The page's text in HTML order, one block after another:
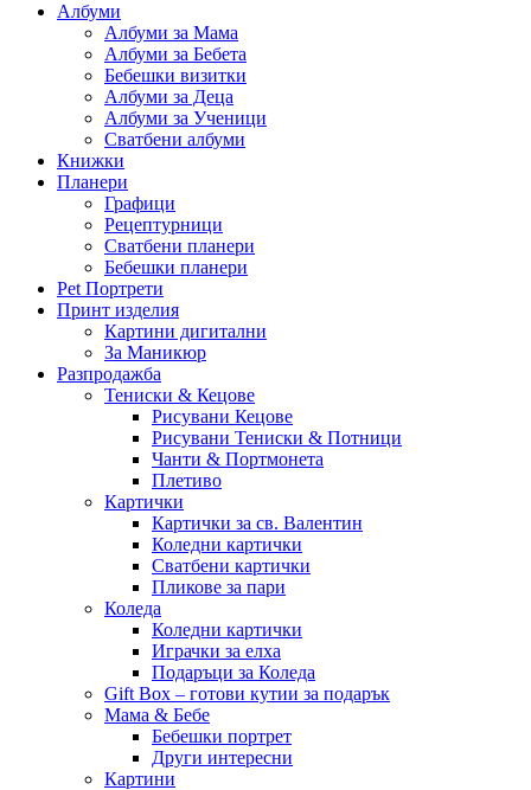
Албуми
Албуми за Мама
Албуми за Бебета
Бебешки визитки
Албуми за Деца
Албуми за Ученици
Сватбени албуми
Книжки
Планери
Графици
Рецептурници
Сватбени планери
Бебешки планери
Pet Портрети
Принт изделия
Картини дигитални
За Маникюр
Разпродажба
Тениски & Кецове
Рисувани Кецове
Рисувани Тениски & Потници
Чанти & Портмонета
Плетиво
Картички
Картички за св. Валентин
Коледни картички
Сватбени картички
Пликове за пари
Коледа
Коледни картички
Играчки за елха
Подаръци за Коледа
Gift Box – готови кутии за подарък
Мама & Бебе
Бебешки портрет
Други интересни
Картини